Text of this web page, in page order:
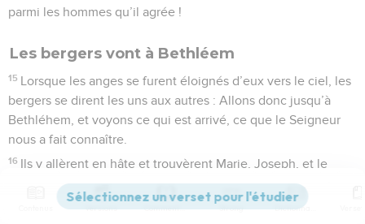
parmi les hommes qu’il agrée !
Les bergers vont à Bethléem
15 Lorsque les anges se furent éloignés d’eux vers le ciel, les
bergers se dirent les uns aux autres : Allons donc jusqu’à
Bethléhem, et voyons ce qui est arrivé, ce que le Seigneur
nous a fait connaître.
16 Ils y allèrent en hâte et trouvèrent Marie, Joseph, et le
nouveau-né dans la crèche.
Après l’avoir vu, ils racontèrent ce qui leur avait été dit au
Versions Commentaires Strong